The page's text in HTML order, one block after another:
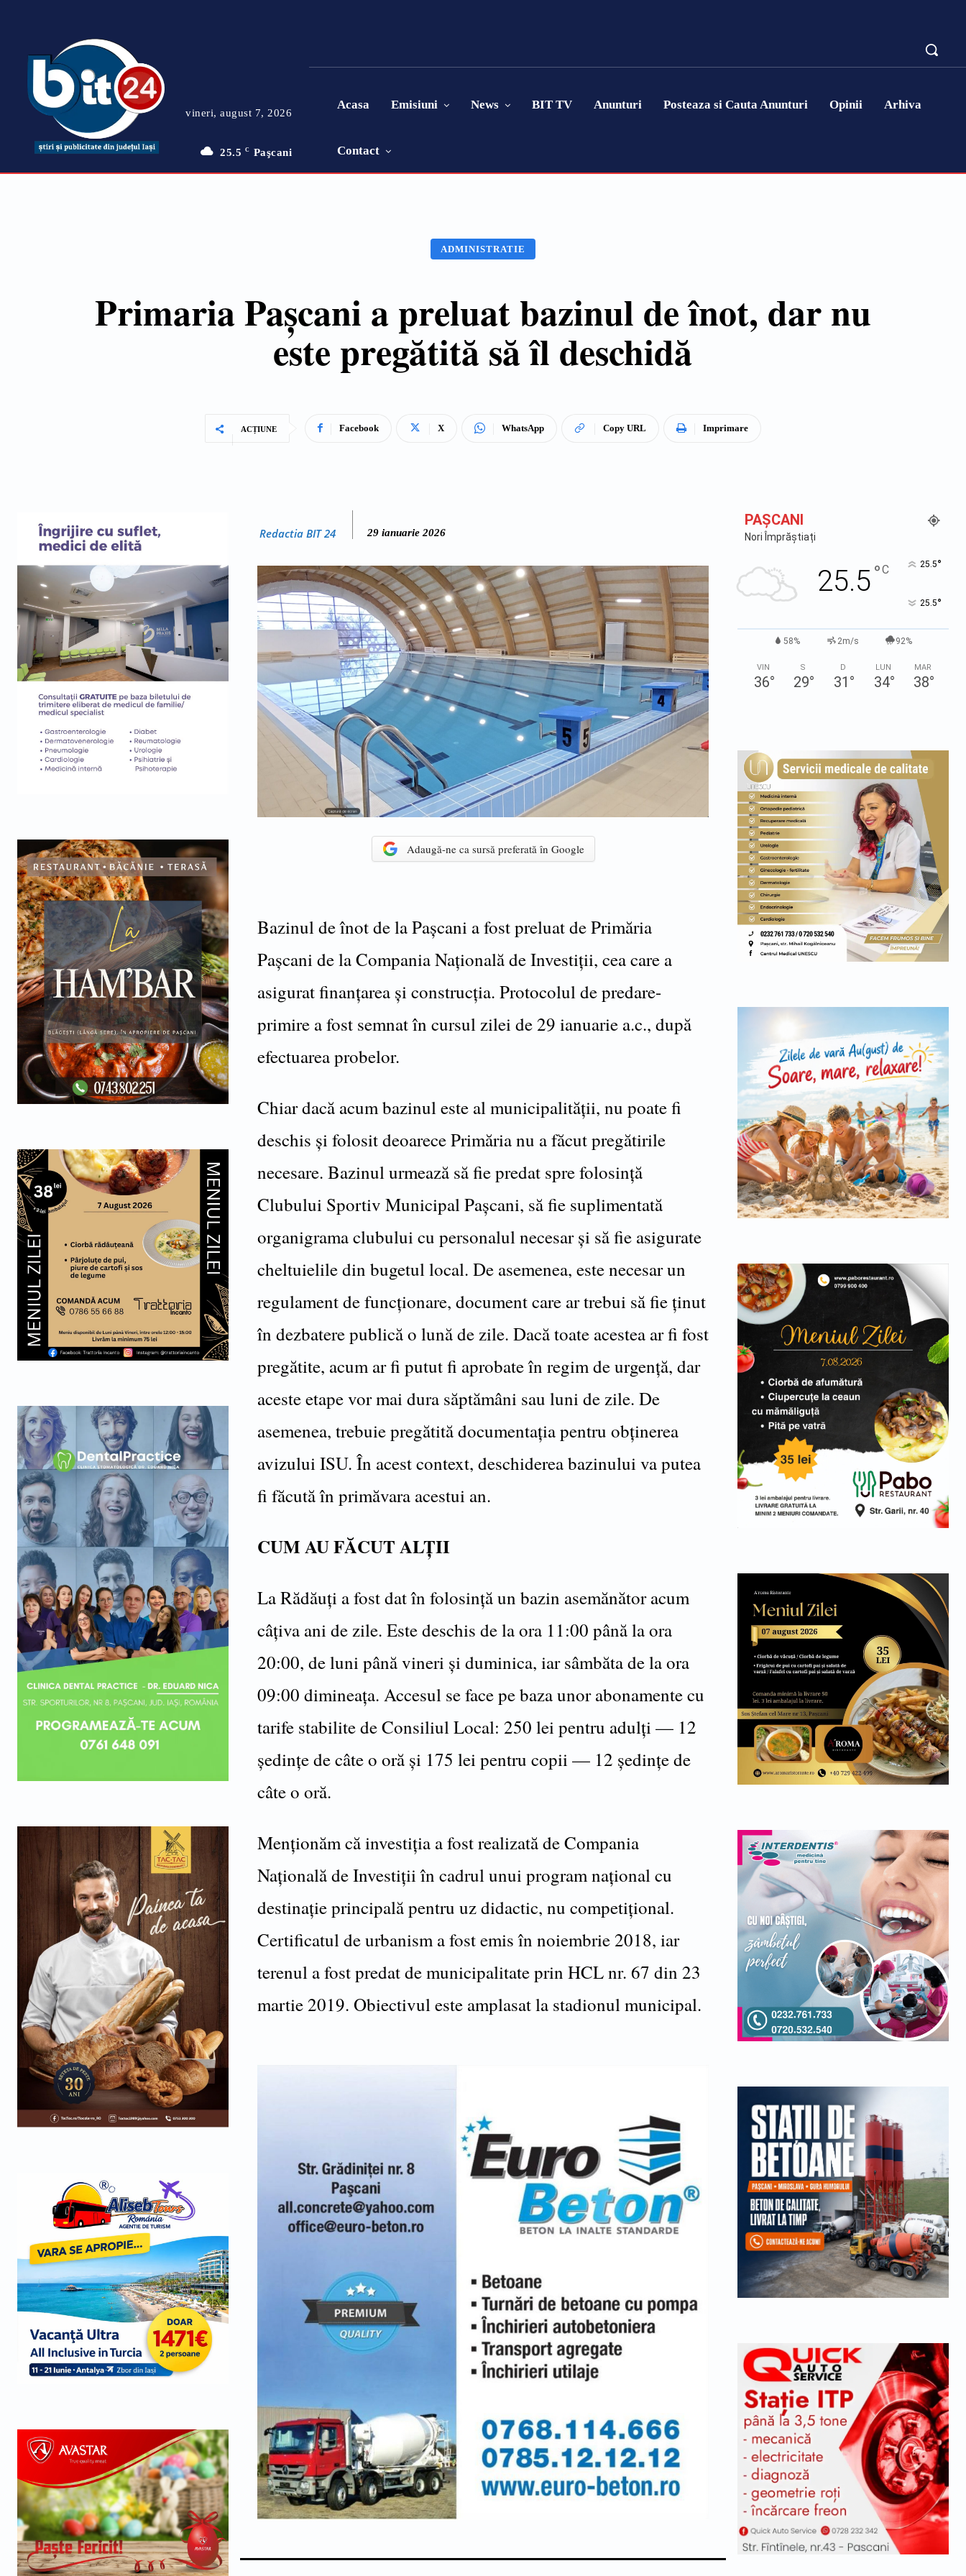
vineri, august 7, 2026
25.5 C Paşcani
Acasa Emisiuni News BIT TV Anunturi Posteaza si Cauta Anunturi Opinii Arhiva
Contact
ADMINISTRATIE
Primaria Pașcani a preluat bazinul de înot, dar nu
este pregătită să îl deschidă
ACȚIUNE Facebook X WhatsApp Copy URL Imprimare
Redactia BIT 24 29 ianuarie 2026
Adaugă-ne ca sursă preferată în Google
Bazinul de înot de la Pașcani a fost preluat de Primăria
Pașcani de la Compania Națională de Investiții, cea care a
asigurat finanțarea și construcția. Protocolul de predare-
primire a fost semnat în cursul zilei de 29 ianuarie a.c., după
efectuarea probelor.
Chiar dacă acum bazinul este al municipalității, nu poate fi
deschis și folosit deoarece Primăria nu a făcut pregătirile
necesare. Bazinul urmează să fie predat spre folosință
Clubului Sportiv Municipal Pașcani, să fie suplimentată
organigrama clubului cu personalul necesar și să fie asigurate
cheltuielile din bugetul local. De asemenea, este necesar un
regulament de funcționare, document care ar trebui să fie ținut
în dezbatere publică o lună de zile. Dacă toate acestea ar fi fost
pregătite, acum ar fi putut fi aprobate în regim de urgență, dar
aceste etape vor mai dura săptămâni sau luni de zile. De
asemenea, trebuie pregătită documentația pentru obținerea
avizului ISU. În acest context, deschiderea bazinului va putea
fi făcută în primăvara acestui an.
CUM AU FĂCUT ALȚII
La Rădăuți a fost dat în folosință un bazin asemănător acum
câțiva ani de zile. Este deschis de la ora 11:00 până la ora
20:00, de luni până vineri și duminica, iar sâmbăta de la ora
09:00 dimineața. Accesul se face pe baza unor abonamente cu
tarife stabilite de Consiliul Local: 250 lei pentru adulți — 12
ședințe de câte o oră și 175 lei pentru copii — 12 ședințe de
câte o oră.
Menționăm că investiția a fost realizată de Compania
Națională de Investiții în cadrul unui program național cu
destinație principală pentru uz didactic, nu competițional.
Certificatul de urbanism a fost emis în noiembrie 2018, iar
terenul a fost predat de municipalitate prin HCL nr. 67 din 23
martie 2019. Obiectivul este amplasat la stadionul municipal.
PAŞCANI
Nori Împrăștiați
25.5°C 25.5°
25.5°
58% 2m/s 92%
VIN
36°
S
29°
D
31 °
LUN
34°
MAR
38°